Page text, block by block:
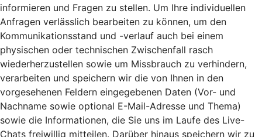
informieren und Fragen zu stellen. Um Ihre individuellen
Anfragen verlässlich bearbeiten zu können, um den
Kommunikationsstand und -verlauf auch bei einem
physischen oder technischen Zwischenfall rasch
wiederherzustellen sowie um Missbrauch zu verhindern,
verarbeiten und speichern wir die von Ihnen in den
vorgesehenen Feldern eingegebenen Daten (Vor- und
Nachname sowie optional E-Mail-Adresse und Thema)
sowie die Informationen, die Sie uns im Laufe des Live-
Chats freiwillig mitteilen. Darüber hinaus speichern wir zu